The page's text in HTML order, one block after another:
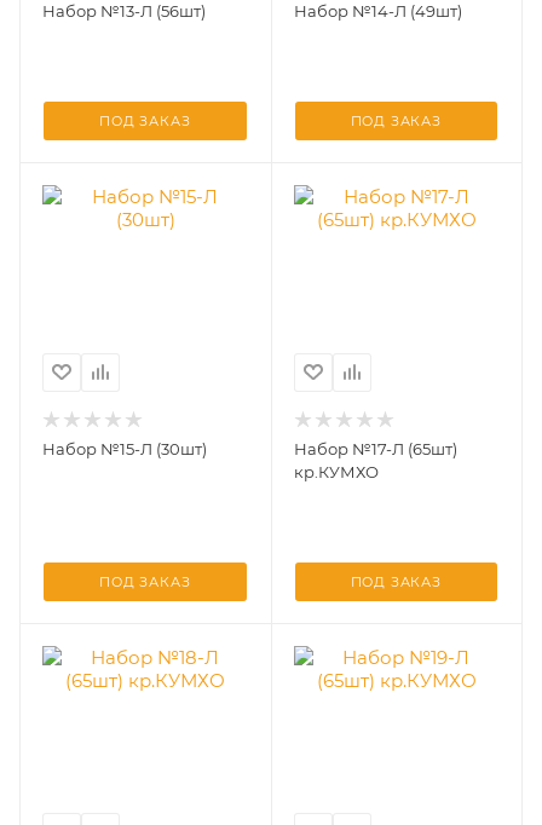
Набор №13-Л (56шт)
ПОД ЗАКАЗ
Набор №14-Л (49шт)
ПОД ЗАКАЗ
Набор №15-Л (30шт)
ПОД ЗАКАЗ
Набор №17-Л (65шт)
кр.КУМХО
ПОД ЗАКАЗ